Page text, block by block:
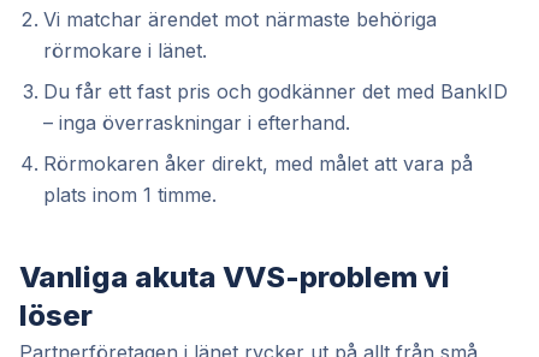
Vi matchar ärendet mot närmaste behöriga
rörmokare i länet.
Du får ett fast pris och godkänner det med BankID
– inga överraskningar i efterhand.
Rörmokaren åker direkt, med målet att vara på
plats inom 1 timme.
Vanliga akuta VVS-problem vi
löser
Partnerföretagen i länet rycker ut på allt från små